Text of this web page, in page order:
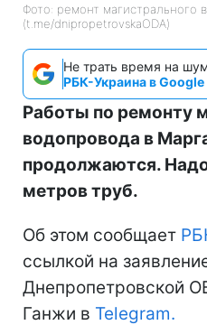
Фото: ремонт магистрального
(t.me/dnipropetrovskaODA)
Не трать время на
РБК-Украина в Google
Работы по ремонту
водопровода в
продолжаются.
метров труб.
Об этом сообщает
ссылкой на
Днепропетровской
Ганжи в Telegram.